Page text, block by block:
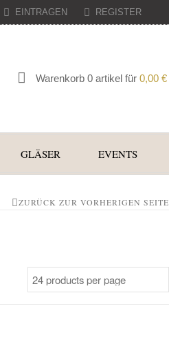
EINTRAGEN REGISTER
Warenkorb 0 artikel für 0,00 €
GLÄSER EVENTS
ZURÜCK ZUR VORHERIGEN SEITE